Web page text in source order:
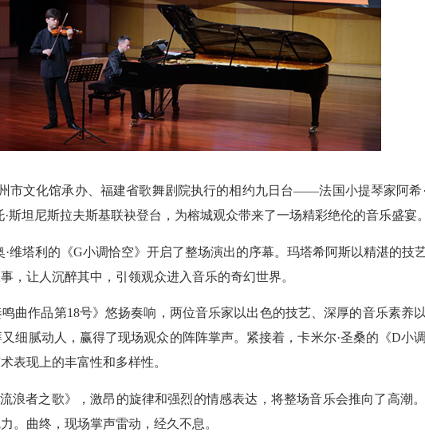
文化馆承办、福建省歌舞剧院执行的相约九日台——法国小提琴家阿希
斯坦尼斯拉夫斯基联袂登台，为榕城观众带来了一场精彩绝伦的音乐盛宴。
塔利的《G小调恰空》开启了整场演出的序幕。玛塔希阿斯以精湛的技
，让人沉醉其中，引领观众进入音乐的奇幻世界。
作品第18号》悠扬奏响，两位音乐家以出色的技艺、深厚的音乐素养
细腻动人，赢得了现场观众的阵阵掌声。紧接着，卡米尔·圣桑的《D小
表现上的丰富性和多样性。
者之歌》，激昂的旋律和强烈的情感表达，将整场音乐会推向了高潮
。曲终，现场掌声雷动，经久不息。